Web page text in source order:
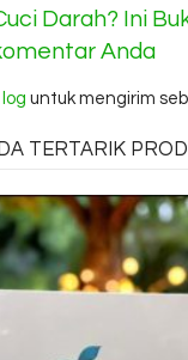
Darah? Ini
Anda
untuk mengirim
TERTARIK